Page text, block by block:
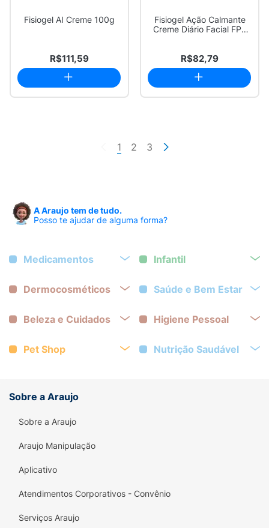
Fisiogel AI Creme 100g
R$111,59
Fisiogel Ação Calmante
Creme Diário Facial FPS
R$82,79
1 2 3
A Araujo tem de tudo.
Posso te ajudar de alguma forma?
Medicamentos Infantil
Dermocosméticos Saúde e Bem Estar
Beleza e Cuidados Higiene Pessoal
Pet Shop Nutrição Saudável
Sobre a Araujo
Sobre a Araujo
Araujo Manipulação
Aplicativo
Atendimentos Corporativos - Convênio
Serviços Araujo